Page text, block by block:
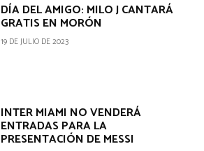
DÍA DEL AMIGO: MILO J CANTARÁ
GRATIS EN MORÓN
19 DE JULIO DE 2023
INTER MIAMI NO VENDERÁ
ENTRADAS PARA LA
PRESENTACIÓN DE MESSI